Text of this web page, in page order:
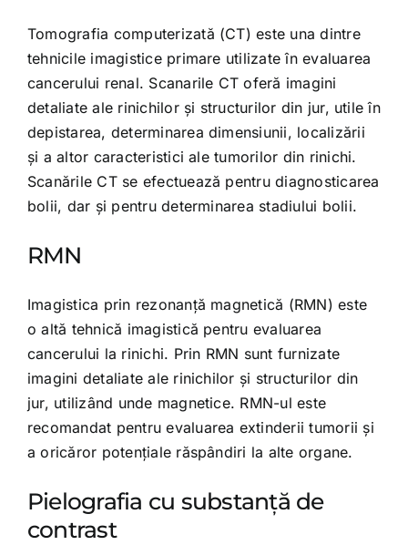
Tomografia computerizată (CT) este una dintre
tehnicile imagistice primare utilizate în evaluarea
cancerului renal. Scanarile CT oferă imagini
detaliate ale rinichilor și structurilor din jur, utile în
depistarea, determinarea dimensiunii, localizării
și a altor caracteristici ale tumorilor din rinichi.
Scanările CT se efectuează pentru diagnosticarea
bolii, dar și pentru determinarea stadiului bolii.
RMN
Imagistica prin rezonanță magnetică (RMN) este
o altă tehnică imagistică pentru evaluarea
cancerului la rinichi. Prin RMN sunt furnizate
imagini detaliate ale rinichilor și structurilor din
jur, utilizând unde magnetice. RMN-ul este
recomandat pentru evaluarea extinderii tumorii și
a oricăror potențiale răspândiri la alte organe.
Pielografia cu substanță de
contrast